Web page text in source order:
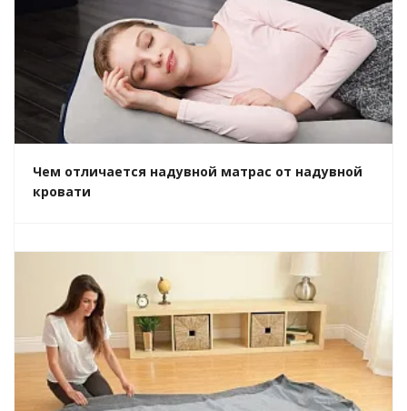
Чем отличается надувной матрас от надувной
кровати